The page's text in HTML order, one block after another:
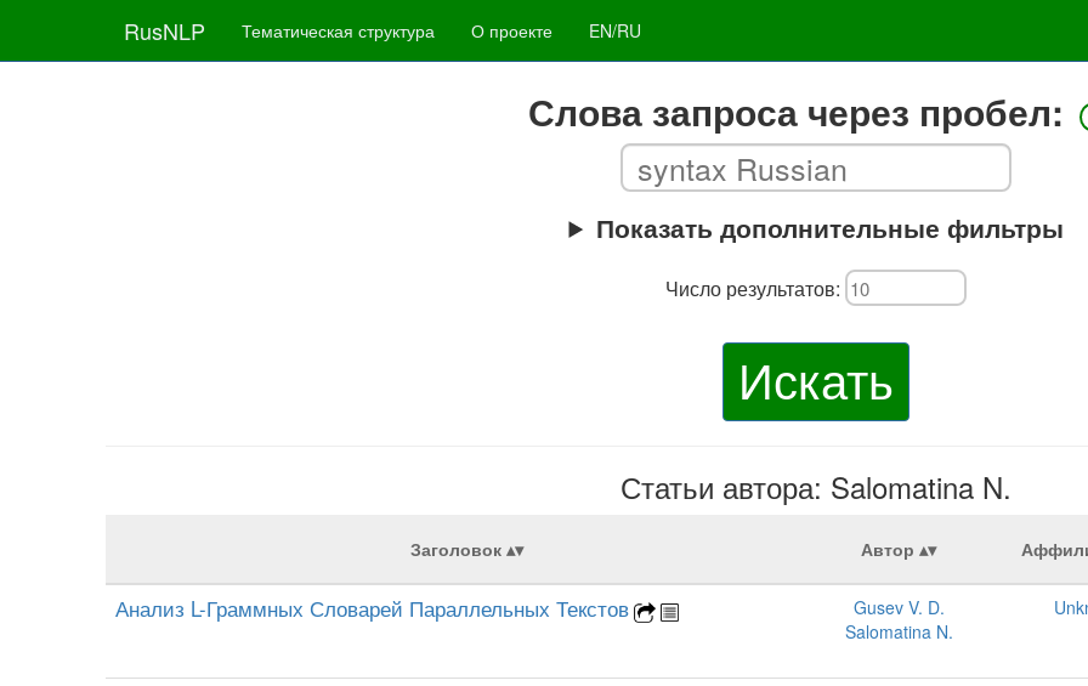
RusNLP Тематическая структура О проекте EN/RU
Слова запроса через пробел:
Показать дополнительные фильтры
Число результатов:
Искать
Статьи автора: Salomatina N.
Заголовок Автор
Анализ L-Граммных Словарей Параллельных Текстов
Gusev V. D.
Salomatina N.